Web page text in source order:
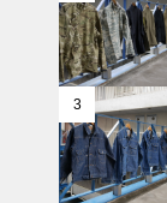
3